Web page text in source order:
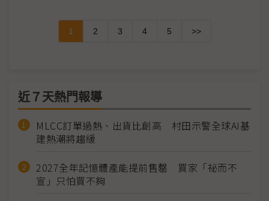
1 2 3 4 5 >>
近７天熱門報導
MLCC訂單過熱、出貨比創高 村田示警全球AI基
建熱潮將趨緩
2027全年記憶體產能提前售罄 買家「祕而不
宣」只怕買不夠